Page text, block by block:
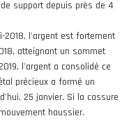
support depuis près de 4
2018, l'argent est fortement
atteignant un sommet
l'argent a consolidé ce
précieux a formé un
25 janvier. Si la cassure
haussier.